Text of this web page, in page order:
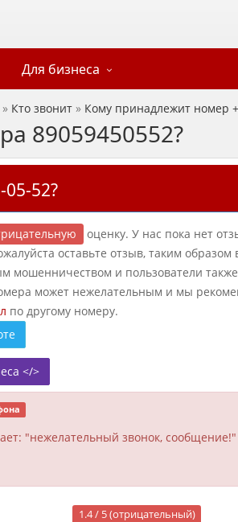
Для бизнеса
» Кто звонит » Кому принадлежит номер
89059450552?
52?
оценку. У нас пока нет
оставьте отзыв, таким
мошенничеством и пользователи
может нежелательным и мы
по другому номеру.
</>
"нежелательный звонок, сообщение!"
1.4 / 5 (отрицательный)